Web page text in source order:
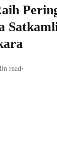
read•